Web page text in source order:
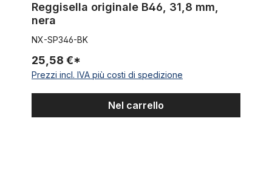
Reggisella originale B46, 31,8 mm,
nera
NX-SP346-BK
25,58 €*
Prezzi incl. IVA più costi di spedizione
Nel carrello